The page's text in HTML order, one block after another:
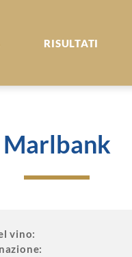
RISULTATI
Marlbank
vino: